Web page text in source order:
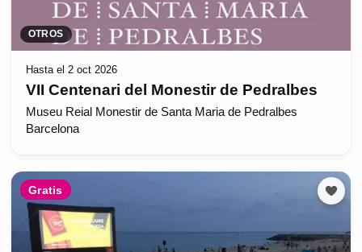
OTROS
Hasta el 2 oct 2026
VII Centenari del Monestir de Pedralbes
Museu Reial Monestir de Santa Maria de Pedralbes
Barcelona
Gratis